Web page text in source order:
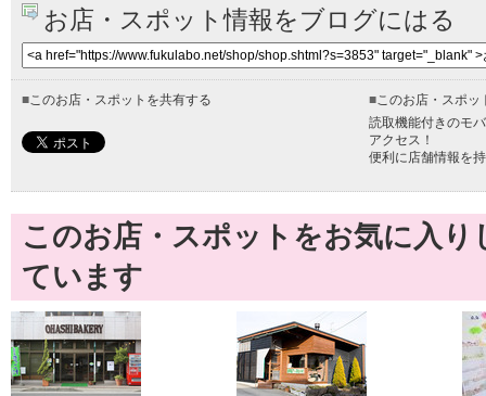
お店・スポット情報をブログにはる
■このお店・スポットを共有する ■このお店・スポッ
読取機能付きのモ
アクセス！
便利に店舗情報を
このお店・スポットをお気に入
ています